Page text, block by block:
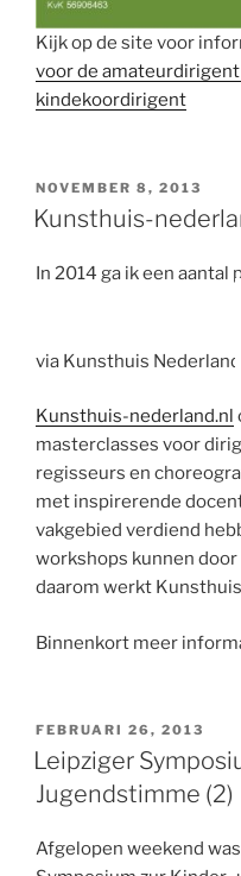
Kijk op de site voor
voor de amateurdirigent
kindekoordirigent
GEPLAATST
OP
NOVEMBER 8, 2013
Kunsthuis-
In 2014 ga ik een
via Kunsthuis Nederland.
Kunsthuis-nederland.nl
masterclasses voor
regisseurs en
met inspirerende
vakgebied verdiend
workshops kunnen
daarom werkt
Binnenkort meer
GEPLAATST
OP
FEBRUARI 26, 2013
Leipziger
Jugendstimme (2)
Afgelopen weekend